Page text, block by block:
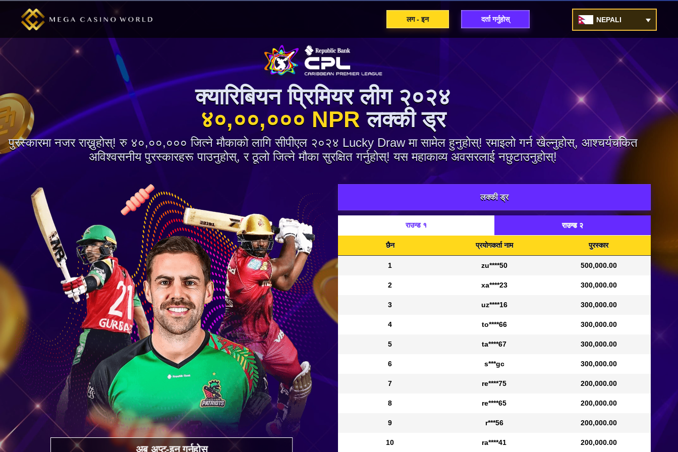
लग - इन दर्ता गर्नुहोस् NEPALI
क्यारिबियन प्रिमियर लीग २०२४
४०,००,००० NPR लक्की ड्र
पुरस्कारमा नजर राख्नुहोस्! रु ४०,००,००० जित्ने मौकाको लागि सीपीएल २०२४ Lucky Draw मा सामेल हुनुहोस्! रमाइलो गर्न खेल्नुहोस्, आश्चर्यचकित
अविश्वसनीय पुरस्कारहरू पाउनुहोस्, र ठूलो जित्ने मौका सुरक्षित गर्नुहोस्! यस महाकाव्य अवसरलाई नछुटाउनुहोस्!
अब अप्ट-इन गर्नुहोस्
लक्की ड्र
राउन्ड १ राउन्ड २
छैन प्रयोगकर्ता नाम पुरस्कार
1 zu****50 500,000.00
2 xa****23 300,000.00
3 uz****16 300,000.00
4 to****66 300,000.00
5 ta****67 300,000.00
6 s***gc 300,000.00
7 re****75 200,000.00
8 re****65 200,000.00
9 r***56 200,000.00
10 ra****41 200,000.00